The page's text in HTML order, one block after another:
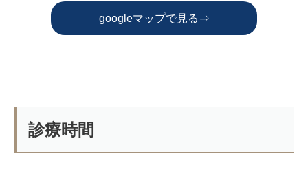
googleマップで見る⇒
診療時間